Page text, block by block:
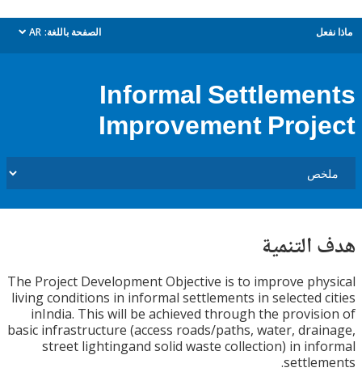
الصفحة باللغة: AR
dropdown
Informal
Improvement
The Project Development Objective is to improve
living conditions in informal settlements in
inIndia. This will be achieved through the
basic infrastructure (access roads/paths, water,
street lightingand solid waste collection) in